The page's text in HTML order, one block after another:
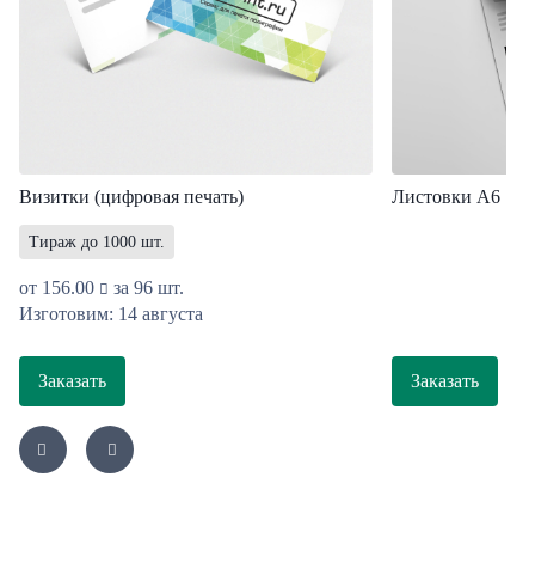
Визитки (цифровая печать)
Тираж до 1000 шт.
от 156.00
за 96 шт.
Изготовим: 14 августа
Заказать
Листовки А6
Заказать